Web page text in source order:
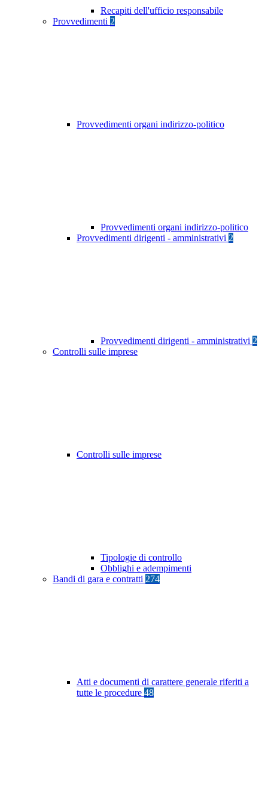
Recapiti dell'ufficio responsabile
Provvedimenti 2
Provvedimenti organi indirizzo-politico
Provvedimenti organi indirizzo-politico
Provvedimenti dirigenti - amministrativi 2
Provvedimenti dirigenti - amministrativi 2
Controlli sulle imprese
Controlli sulle imprese
Tipologie di controllo
Obblighi e adempimenti
Bandi di gara e contratti 274
Atti e documenti di carattere generale riferiti a
tutte le procedure 48